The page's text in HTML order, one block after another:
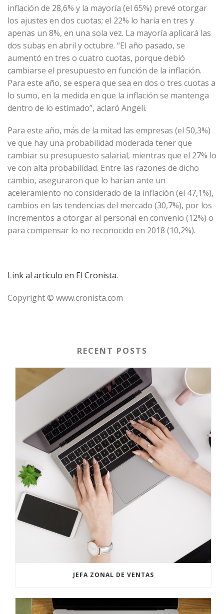
inflación de 28,6% y la mayoría (el 65%) prevé otorgar
los ajustes en dos cuotas; el 22% lo haría en tres y
apenas un 8%, en una sola vez. La mayoría aplicará las
dos subas en abril y octubre. “El año pasado, se
aumentó en tres o cuatro cuotas, porque debió
cambiarse el presupuesto en función de la inflación.
Para este año, se espera que sea en dos o tres cuotas a
lo sumo, en la medida en que la inflación se mantenga
dentro de lo estimado”, aclaró Angeli.
Para este año, más de la mitad las empresas (el 50,3%)
ve que hay una probabilidad moderada tener que
cambiar su presupuesto salarial, mientras que el 27% lo
ve con alta probabilidad. Entre las razones de dicho
cambio, aseguraron que lo harían ante un
aceleramiento no considerado de la inflación (el 47,1%),
cambios en las tendencias del mercado (30,7%), por los
incrementos a otorgar al personal en convenio (12%) o
para compensar lo no reconocido en 2018 (10,2%).
Link al artículo en El Cronista.
Copyright © www.cronista.com
RECENT POSTS
JEFA ZONAL DE VENTAS